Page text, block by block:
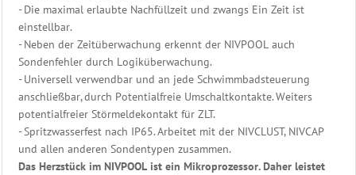
- Die maximal erlaubte Nachfüllzeit und zwangs Ein Zeit ist
einstellbar.
- Neben der Zeitüberwachung erkennt der NIVPOOL auch
Sondenfehler durch Logiküberwachung.
- Universell verwendbar und an jede Schwimmbadsteuerung
anschließbar, durch Potentialfreie Umschaltkontakte. Weiters
potentialfreier Störmeldekontakt für ZLT.
- Spritzwasserfest nach IP65. Arbeitet mit der NIVCLUST, NIVCAP
und allen anderen Sondentypen zusammen.
Das Herzstück im NIVPOOL ist ein Mikroprozessor. Daher leistet
Füllstand
Sonden
Niveau,
Füllstand
Temperatur
Heizung
Temp.
Fühler